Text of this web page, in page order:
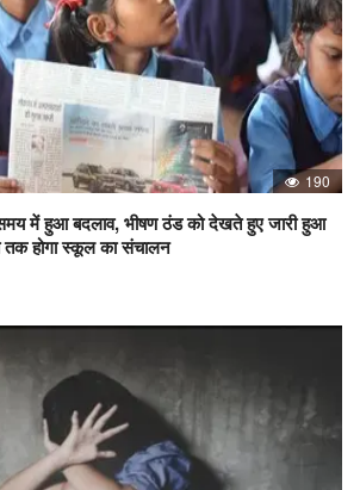
190
में हुआ बदलाव, भीषण ठंड को देखते हुए जारी हुआ
होगा स्कूल का संचालन